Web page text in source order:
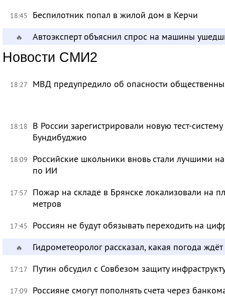
18:45 Беспилотник попал в жилой дом в Керчи
🔥 Автоэксперт объяснил спрос на машины
Новости СМИ2
18:27 МВД предупредило об опасности
18:18
В России зарегистрировали новую тест-
Бундибуджио
18:09
Российские школьники вновь стали лучшими
по ИИ
17:57
Пожар на складе в Брянске локализовали на
метров
17:45 Россиян не будут обязывать переходить на
🔥 Гидрометеоролог рассказал, какая погода
17:17 Путин обсудил с Совбезом защиту
17:09 Россияне смогут пополнять счета через